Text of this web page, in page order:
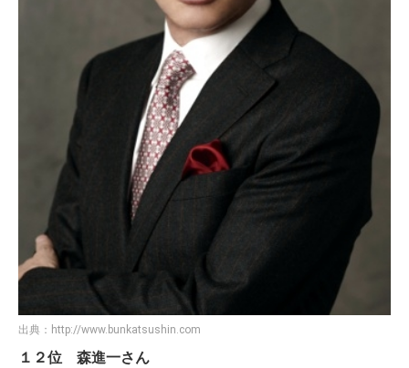
出典： http://www.bunkatsushin.com
１２位 森進一さん